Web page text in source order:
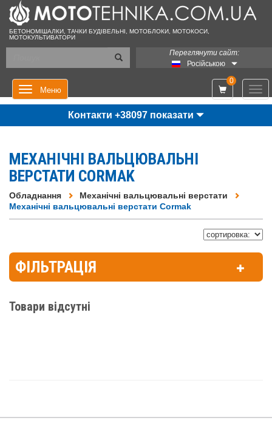
БЕТОНОМІШАЛКИ, ТАЧКИ БУДІВЕЛЬНІ, МОТОБЛОКИ, МОТОКОСИ,
МОТОКУЛЬТИВАТОРИ
Переглянути сайт:
Російською
Меню
0
Контакти +38097 показати
МЕХАНІЧНІ ВАЛЬЦЮВАЛЬНІ
ВЕРСТАТИ CORMAK
Обладнання
Механічні вальцювальні верстати
Механічні вальцювальні верстати Cormak
ФІЛЬТРАЦІЯ
Товари відсутні